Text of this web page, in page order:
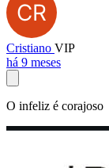
Cristiano VIP
há 9 meses
O infeliz é corajoso